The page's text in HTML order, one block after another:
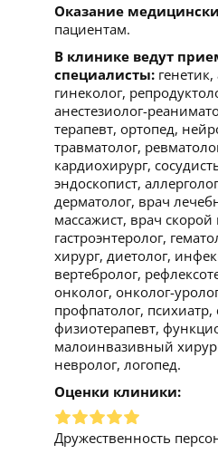
Оказание
пациентам.
В клинике ведут
специалисты:
гинеколог,
анестезиолог-
терапевт, ортопед,
травматолог,
кардиохирург,
эндоскопист,
дерматолог, врач
массажист, врач
гастроэнтеролог,
хирург, диетолог,
вертебролог,
онколог, онколог-
профпатолог, психиатр,
физиотерапевт,
малоинвазивный
невролог, логопед.
Оценки клиники:
Дружественность